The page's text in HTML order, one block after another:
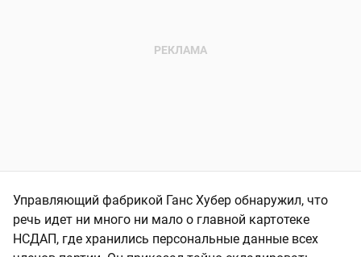
Управляющий фабрикой Ганс Хубер обнаружил, что
речь идет ни много ни мало о главной картотеке
НСДАП, где хранились персональные данные всех